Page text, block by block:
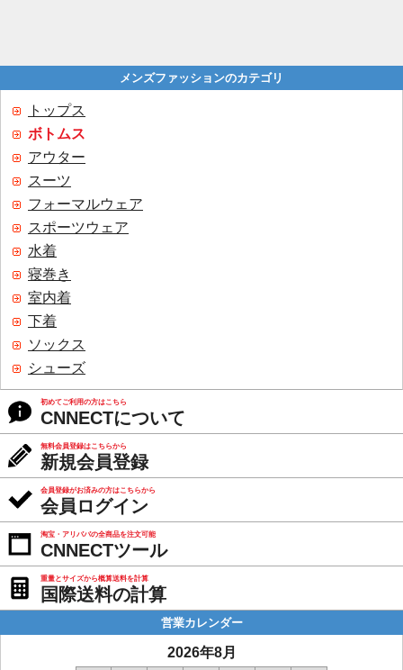
メンズファッションのカテゴリ
トップス
ボトムス
アウター
スーツ
フォーマルウェア
スポーツウェア
水着
寝巻き
室内着
下着
ソックス
シューズ
初めてご利用の方はこちら
CNNECTについて
無料会員登録はこちらから
新規会員登録
会員登録がお済みの方はこちらから
会員ログイン
淘宝・アリババの全商品を注文可能
CNNECTツール
重量とサイズから概算送料を計算
国際送料の計算
営業カレンダー
2026年8月